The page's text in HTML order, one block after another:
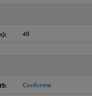
49
Conforme